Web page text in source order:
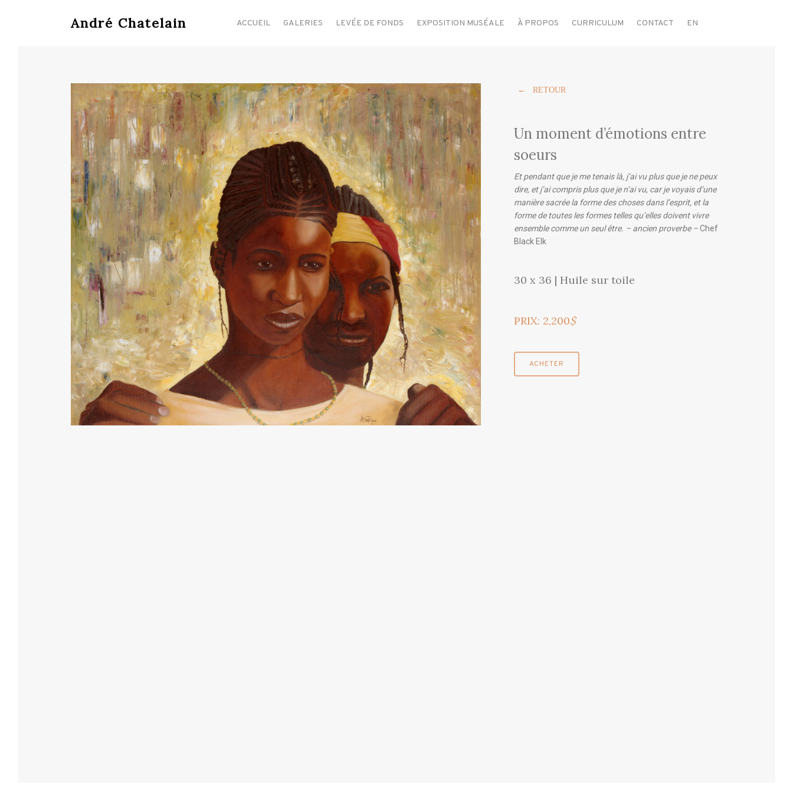
Hit enter to search or ESC to close
André Chatelain ACCUEIL GALERIES LEVÉE DE FONDS EXPOSITION MUSÉALE À PROPOS CURRICULUM CONTACT EN
← RETOUR
Un moment d’émotions entre
soeurs
Et pendant que je me tenais là, j’ai vu plus que je ne peux
dire, et j’ai compris plus que je n’ai vu, car je voyais d’une
manière sacrée la forme des choses dans l’esprit, et la
forme de toutes les formes telles qu’elles doivent vivre
ensemble comme un seul être. – ancien proverbe –Chef
Black Elk
30 x 36 | Huile sur toile
PRIX: 2,200$
ACHETER